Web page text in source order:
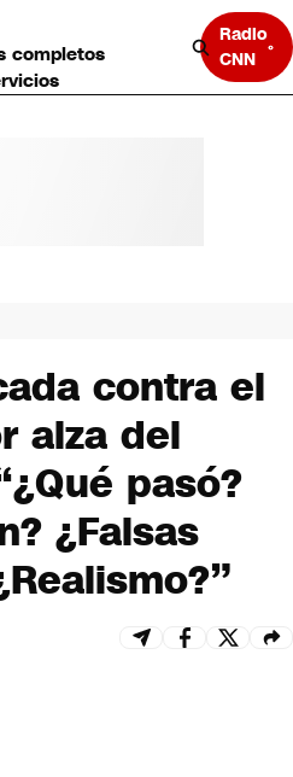
completos
Radio
CNN
contra el
alza del
pasó?
¿Falsas